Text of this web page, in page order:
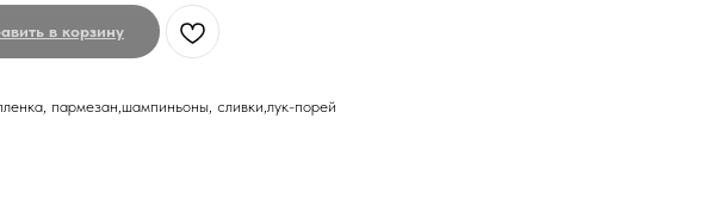
в корзину
пармезан,шампиньоны, сливки,лук-порей